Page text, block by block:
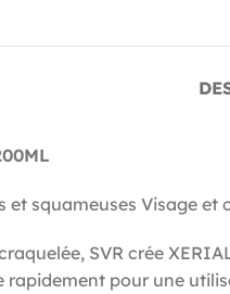
et squameuses Visage et
SVR crée
pour une